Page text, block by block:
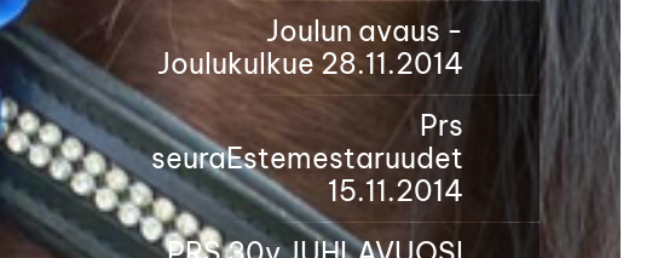
Joulun avaus -
Joulukulkue 28.11.2014
Prs
seuraEstemestaruudet
15.11.2014